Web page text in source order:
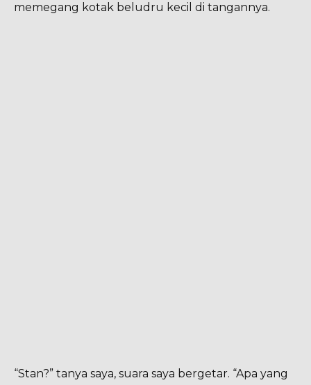
memegang kotak beludru kecil di tangannya.
“Stan?” tanya saya, suara saya bergetar. “Apa yang